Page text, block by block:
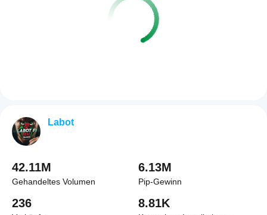
Labot
42.11M
Gehandeltes Volumen
6.13M
Pip-Gewinn
236 8.81K